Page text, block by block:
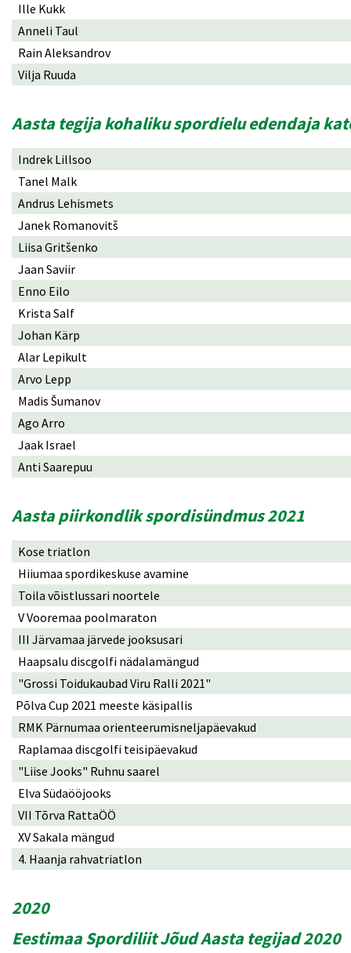
Ille Kukk
Anneli Taul
Rain Aleksandrov
Vilja Ruuda
Aasta tegija kohaliku spordielu edendaja
Indrek Lillsoo
Tanel Malk
Andrus Lehismets
Janek Romanovitš
Liisa Gritšenko
Jaan Saviir
Enno Eilo
Krista Salf
Johan Kärp
Alar Lepikult
Arvo Lepp
Madis Šumanov
Ago Arro
Jaak Israel
Anti Saarepuu
Aasta piirkondlik spordisündmus 2021
Kose triatlon
Hiiumaa spordikeskuse avamine
Toila võistlussari noortele
V Vooremaa poolmaraton
III Järvamaa järvede jooksusari
Haapsalu discgolfi nädalamängud
"Grossi Toidukaubad Viru Ralli 2021"
Põlva Cup 2021 meeste käsipallis
RMK Pärnumaa orienteerumisneljapäevakud
Raplamaa discgolfi teisipäevakud
"Liise Jooks" Ruhnu saarel
Elva Südaööjooks
VII Tõrva RattaÖÖ
XV Sakala mängud
4. Haanja rahvatriatlon
2020
Eestimaa Spordiliit Jõud Aasta tegijad 2020